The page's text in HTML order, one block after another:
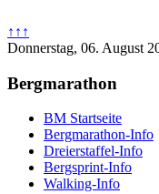
↑↑↑
Donnerstag, 06. August
Bergmarathon
BM Startseite
Bergmarathon-Info
Dreierstaffel-Info
Bergsprint-Info
Walking-Info